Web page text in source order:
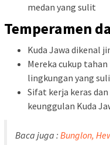
medan yang sulit
Temperamen
Kuda Jawa dikenal
Mereka cukup
lingkungan yang
Sifat kerja keras
keunggulan Kuda
Baca juga : Bunglon,